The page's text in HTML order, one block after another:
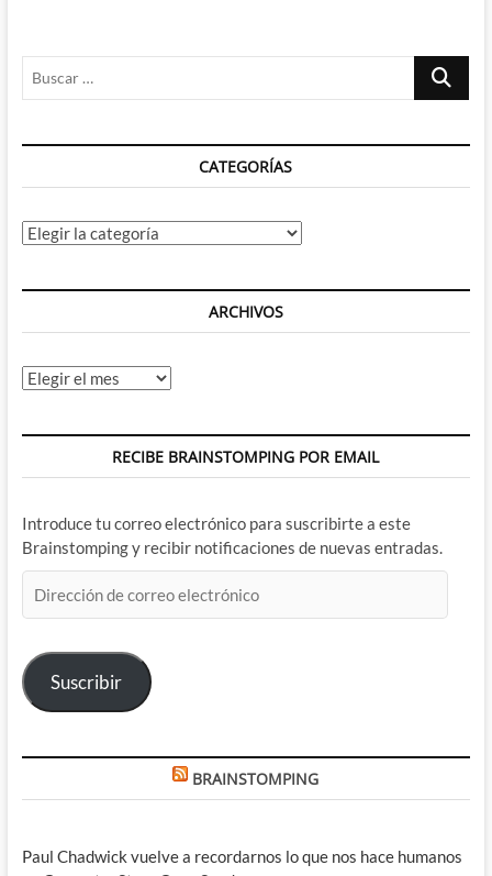
fácil
Buscar
CATEGORÍAS
Categorías
ARCHIVOS
Archivos
RECIBE BRAINSTOMPING POR EMAIL
Introduce tu correo electrónico para suscribirte a este
Brainstomping y recibir notificaciones de nuevas entradas.
de
electrónico
Suscribir
BRAINSTOMPING
Paul Chadwick vuelve a recordarnos lo que nos hace humanos